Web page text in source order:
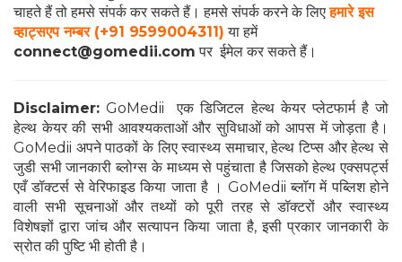
चाहते हैं तो हमसे संपर्क कर सकते हैं। हमसे संपर्क करने के लिएहमारे इस
व्हाट्सएप नम्बर (+91 9599004311) या हमें
connect@gomedii.com पर ईमेल कर सकते हैं।
Disclaimer: GoMedii एक डिजिटल हेल्थ केयर प्लेटफार्म है जो
हेल्थ केयर की सभी आवश्यकताओं और सुविधाओं को आपस में जोड़ता है।
GoMedii अपने पाठकों के लिए स्वास्थ्य समाचार, हेल्थ टिप्स और हेल्थ से
जुडी सभी जानकारी ब्लोग्स के माध्यम से पहुंचाता है जिसको हेल्थ एक्सपर्ट्स
एवँ डॉक्टर्स से वेरिफाइड किया जाता है । GoMedii ब्लॉग में पब्लिश होने
वाली सभी सूचनाओं और तथ्यों को पूरी तरह से डॉक्टरों और स्वास्थ्य
विशेषज्ञों द्वारा जांच और सत्यापन किया जाता है, इसी प्रकार जानकारी के
स्रोत की पुष्टि भी होती है।